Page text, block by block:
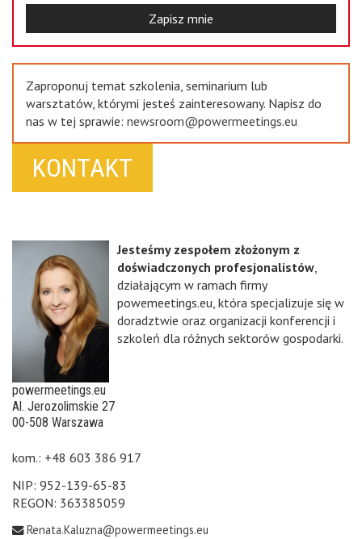
Zapisz mnie
Zaproponuj temat szkolenia, seminarium lub
warsztatów, którymi jesteś zainteresowany. Napisz do
nas w tej sprawie: newsroom@powermeetings.eu
KONTAKT
Jesteśmy zespołem złożonym z
doświadczonych profesjonalistów,
działającym w ramach firmy
powemeetings.eu, która specjalizuje się w
doradztwie oraz organizacji konferencji i
szkoleń dla różnych sektorów gospodarki.
powermeetings.eu
Al. Jerozolimskie 27
00-508 Warszawa
kom.: +48 603 386 917
NIP: 952-139-65-83
REGON: 363385059
Renata.Kaluzna@powermeetings.eu